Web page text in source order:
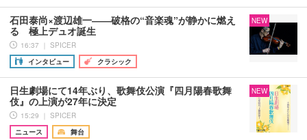
石田泰尚×渡辺雄一――破格の“音楽魂”が静かに燃え
る 極上デュオ誕生
16:37 ｜ SPICER
インタビュー
クラシック
NEW
日生劇場にて14年ぶり、歌舞伎公演『四月陽春歌舞
伎』の上演が27年に決定
15:29 ｜ SPICER
ニュース
舞台
NEW